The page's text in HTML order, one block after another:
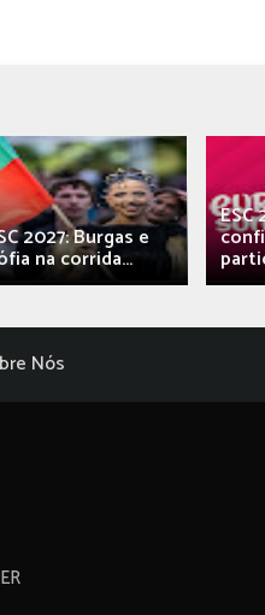
2027: Burgas e
na corrida...
ESC
Nós